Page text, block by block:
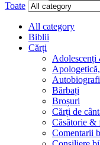
Toate
All category
Biblii
Cărți
Adolescenți
Bărbați
Broșuri
Cărți de
Căsătorie &
Comentarii